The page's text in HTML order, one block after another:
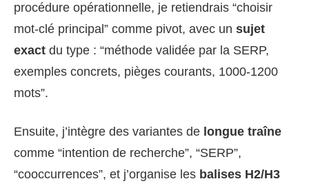
procédure opérationnelle, je retiendrais “choisir
mot-clé principal” comme pivot, avec un sujet
exact du type : “méthode validée par la SERP,
exemples concrets, pièges courants, 1000-1200
mots”.
Ensuite, j’intègre des variantes de longue traîne
comme “intention de recherche”, “SERP”,
“cooccurrences”, et j’organise les balises H2/H3